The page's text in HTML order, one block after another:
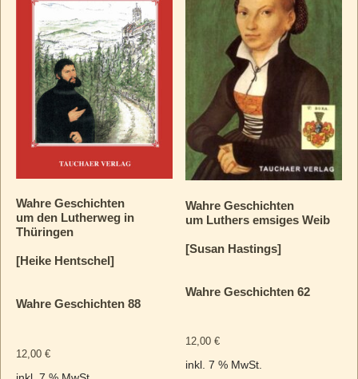
Wahre Geschichten
um den Lutherweg in
Thüringen
[Heike Hentschel]
Wahre Geschichten 88
12,00 €
Wahre Geschichten
um Luthers emsiges Weib
[Susan Hastings]
Wahre Geschichten 62
12,00€
inkl. 7 % MwSt.